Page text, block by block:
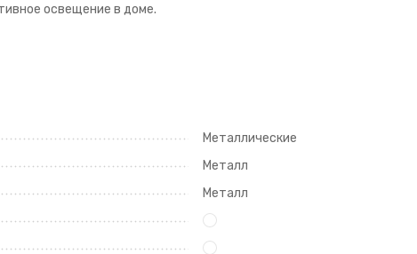
освещение в доме.
Металлические
Металл
Металл